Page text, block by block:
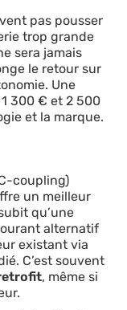
pas pousser
trop grande
sera jamais
le retour sur
Une
300 € et 2 500
et la marque.
coupling)
un meilleur
qu’une
alternatif
existant via
C’est souvent
, même si